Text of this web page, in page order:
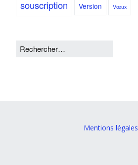
souscription Version Vœux
Mentions légales